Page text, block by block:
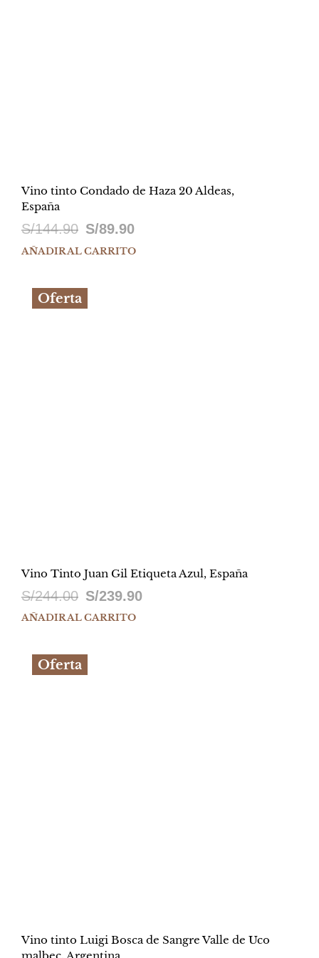
Vino tinto Condado de Haza 20 Aldeas,
España
S/144.90 El
precio
S/89.90El
precio
AÑADIR AL CARRITO
Oferta
Vino Tinto Juan Gil Etiqueta Azul, España
S/244.00 El
precio
S/239.90El
AÑADIR AL CARRITO
Oferta
Vino tinto Luigi Bosca de Sangre Valle de Uco